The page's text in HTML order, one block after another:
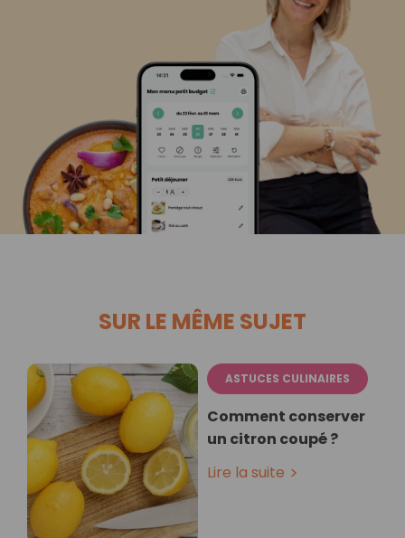
SUR LE MÊME SUJET
ASTUCES CULINAIRES
Comment conserver
un citron coupé ?
Lire la suite